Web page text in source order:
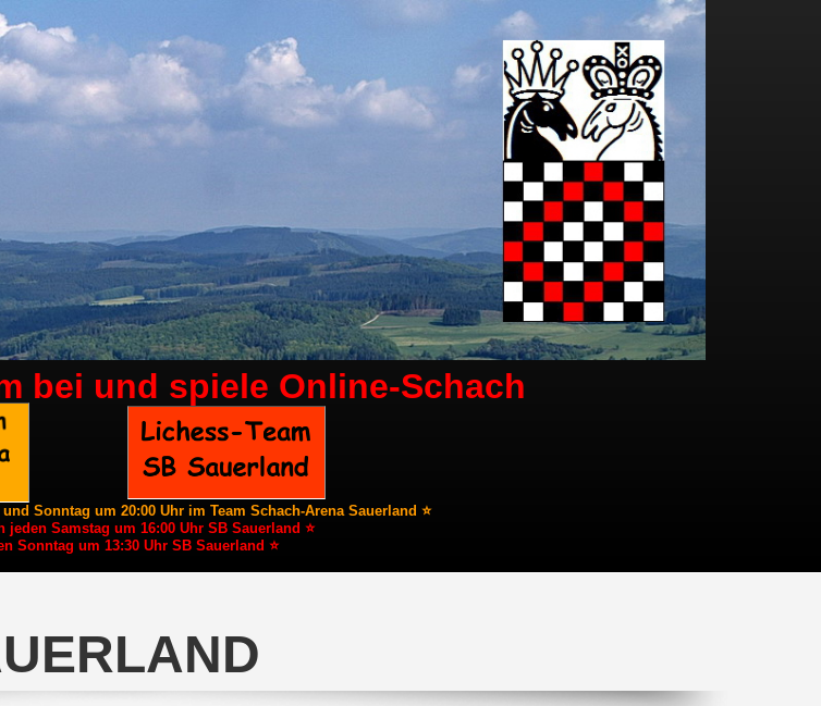
bei und spiele Online-Schach
Sonntag um 20:00 Uhr im Team Schach-Arena Sauerland ⭐
jeden Samstag um 16:00 Uhr SB Sauerland ⭐
Sonntag um 13:30 Uhr SB Sauerland ⭐